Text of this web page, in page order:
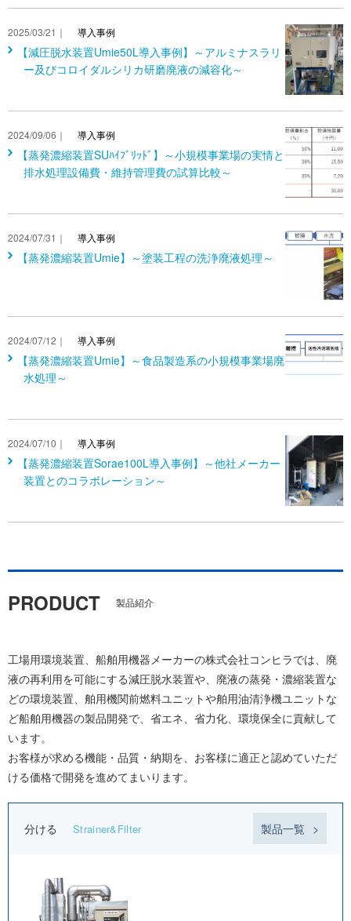
2025/03/21｜ 導入事例
【減圧脱水装置Umie50L導入事例】～アルミナスラリ
ー及びコロイダルシリカ研磨廃液の減容化～
2024/09/06｜ 導入事例
【蒸発濃縮装置SUﾊｲﾌﾞﾘｯﾄﾞ】～小規模事業場の実情と
排水処理設備費・維持管理費の試算比較～
2024/07/31｜ 導入事例
【蒸発濃縮装置Umie】～塗装工程の洗浄廃液処理～
2024/07/12｜ 導入事例
【蒸発濃縮装置Umie】～食品製造系の小規模事業場廃
水処理～
2024/07/10｜ 導入事例
【蒸発濃縮装置Sorae100L導入事例】～他社メーカー
装置とのコラボレーション～
PRODUCT 製品紹介
工場用環境装置、船舶用機器メーカーの株式会社コンヒラでは、廃
液の再利用を可能にする減圧脱水装置や、廃液の蒸発・濃縮装置な
どの環境装置、舶用機関前燃料ユニットや舶用油清浄機ユニットな
ど船舶用機器の製品開発で、省エネ、省力化、環境保全に貢献して
います。
お客様が求める機能・品質・納期を、お客様に適正と認めていただ
ける価格で開発を進めてまいります。
分ける Strainer&Filter 製品一覧